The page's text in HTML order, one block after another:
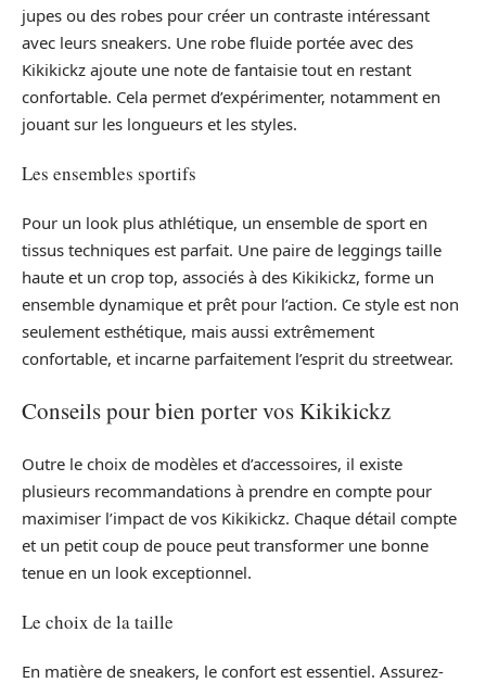
jupes ou des robes pour créer un contraste intéressant
avec leurs sneakers. Une robe fluide portée avec des
Kikikickz ajoute une note de fantaisie tout en restant
confortable. Cela permet d’expérimenter, notamment en
jouant sur les longueurs et les styles.
Les ensembles sportifs
Pour un look plus athlétique, un ensemble de sport en
tissus techniques est parfait. Une paire de leggings taille
haute et un crop top, associés à des Kikikickz, forme un
ensemble dynamique et prêt pour l’action. Ce style est non
seulement esthétique, mais aussi extrêmement
confortable, et incarne parfaitement l’esprit du streetwear.
Conseils pour bien porter vos Kikikickz
Outre le choix de modèles et d’accessoires, il existe
plusieurs recommandations à prendre en compte pour
maximiser l’impact de vos Kikikickz. Chaque détail compte
et un petit coup de pouce peut transformer une bonne
tenue en un look exceptionnel.
Le choix de la taille
En matière de sneakers, le confort est essentiel. Assurez-